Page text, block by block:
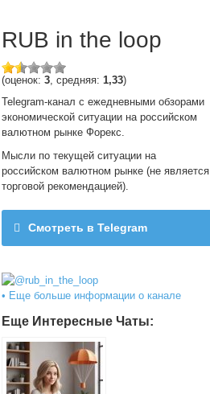
RUB in the loop
(оценок:3, средняя:1,33)
Telegram-канал с ежедневными обзорами
экономической ситуации на российском
валютном рынке Форекс.
Мысли по текущей ситуации на
российском валютном рынке (не является
торговой рекомендацией).
Смотреть в Telegram
• Еще больше информации о канале
Еще Интересные Чаты: